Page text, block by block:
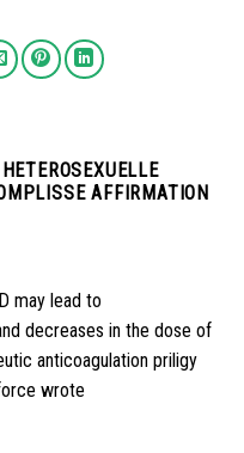
AFFIRMATION
may lead to
decreases in the dose of
anticoagulation priligy
wrote